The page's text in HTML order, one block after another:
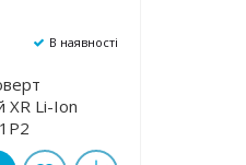
В наявності
XR Li-Ion